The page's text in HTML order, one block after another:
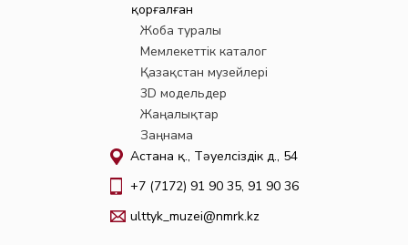
қорғалған
Жоба туралы
Мемлекеттік каталог
Қазақстан музейлері
3D модельдер
Жаңалықтар
Заңнама
Астана қ., Тәуелсіздік д., 54
+7 (7172) 91 90 35, 91 90 36
ulttyk_muzei@nmrk.kz